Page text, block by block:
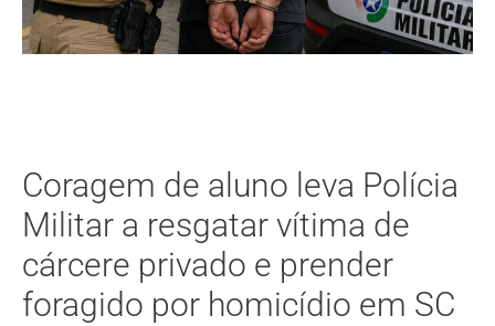
Coragem de aluno leva Polícia
Militar a resgatar vítima de
cárcere privado e prender
foragido por homicídio em SC